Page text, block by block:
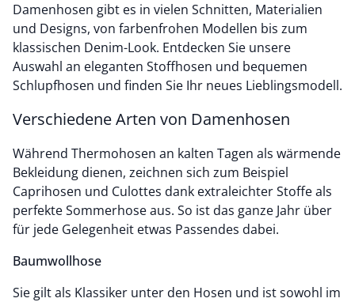
Damenhosen gibt es in vielen Schnitten, Materialien
und Designs, von farbenfrohen Modellen bis zum
klassischen Denim-Look. Entdecken Sie unsere
Auswahl an eleganten Stoffhosen und bequemen
Schlupfhosen und finden Sie Ihr neues Lieblingsmodell.
Verschiedene Arten von Damenhosen
Während Thermohosen an kalten Tagen als wärmende
Bekleidung dienen, zeichnen sich zum Beispiel
Caprihosen und Culottes dank extraleichter Stoffe als
perfekte Sommerhose aus. So ist das ganze Jahr über
für jede Gelegenheit etwas Passendes dabei.
Baumwollhose
Sie gilt als Klassiker unter den Hosen und ist sowohl im